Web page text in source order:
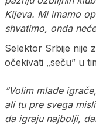
Kijeva. Mi imamo
shvatimo, onda
Selektor Srbije nije
očekivati „seču” u
“Volim mlade
ali tu pre svega
da igraju najbolji,